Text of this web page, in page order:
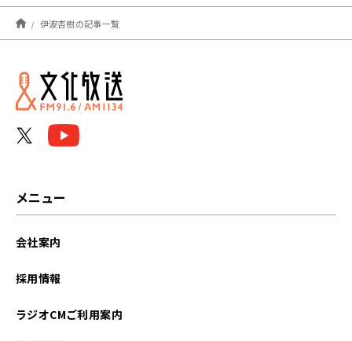
2025年11月
2025年10月
2024年12月
伊波杏樹の記事一覧
メニュー
会社案内
採用情報
ラジオCMご利用案内